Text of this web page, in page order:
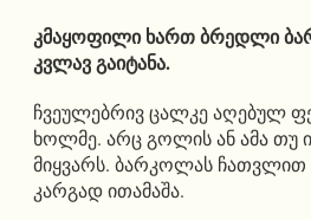
კმაყოფილი ხართ ბრედლი
კვლავ გაიტანა.
ჩვეულებრივ ცალკე აღებულ
ხოლმე. არც გოლის ან ამა თუ
მიყვარს. ბარკოლას
კარგად ითამაშა.